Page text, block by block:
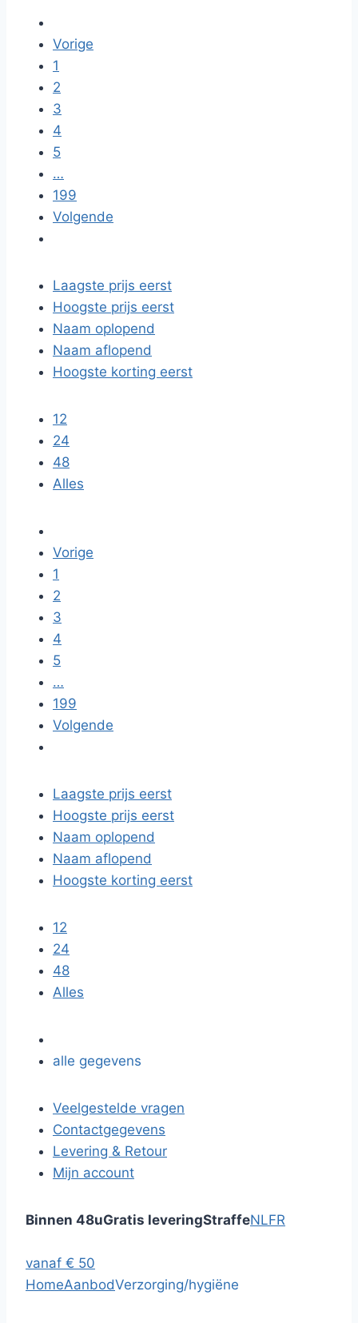
Vorige
1
2
3
4
5
…
199
Volgende
Laagste prijs eerst
Hoogste prijs eerst
Naam oplopend
Naam aflopend
Hoogste korting eerst
12
24
48
Alles
Vorige
1
2
3
4
5
…
199
Volgende
Laagste prijs eerst
Hoogste prijs eerst
Naam oplopend
Naam aflopend
Hoogste korting eerst
12
24
48
Alles
alle gegevens
Veelgestelde vragen
Contactgegevens
Levering & Retour
Mijn account
Binnen 48uGratis leveringStraffeNLFR
vanaf € 50
HomeAanbodVerzorging/hygiëne